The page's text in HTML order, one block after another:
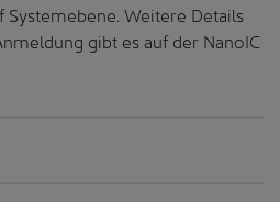
Weitere Details
gibt es auf der NanoIC